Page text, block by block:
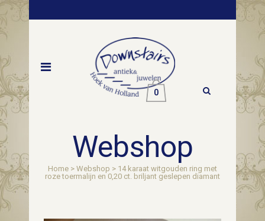
0
Webshop
Home > Webshop > 14 karaat witgouden ring met
roze toermalijn en 0,20 ct. briljant geslepen diamant